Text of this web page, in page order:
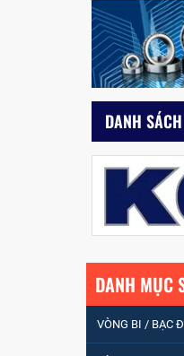
DANH
DANH MỤC
VÒNG BI / BẠC